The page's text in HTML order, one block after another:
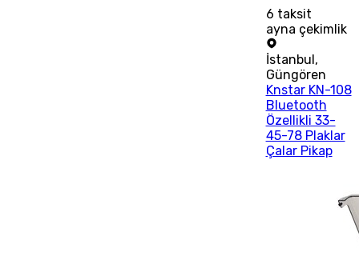
6 taksit
ayna çekimlik
İstanbul,
Güngören
Knstar KN-108
Bluetooth
Özellikli 33-
45-78 Plaklar
Çalar Pikap